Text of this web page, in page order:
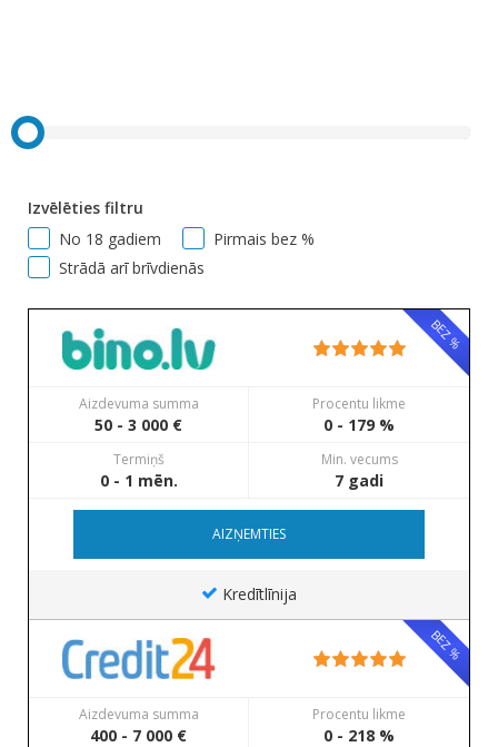
Izvēlēties filtru
No 18 gadiem
Pirmais bez %
Strādā arī brīvdienās
BEZ %
Aizdevuma summa
50 - 3 000 €
Procentu likme
0 - 179 %
Termiņš
0 - 1 mēn.
Min. vecums
7 gadi
AIZŅEMTIES
Kredītlīnija
BEZ %
Aizdevuma summa
400 - 7 000 €
Procentu likme
0 - 218 %